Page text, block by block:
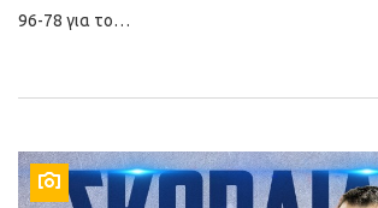
96-78 για το…